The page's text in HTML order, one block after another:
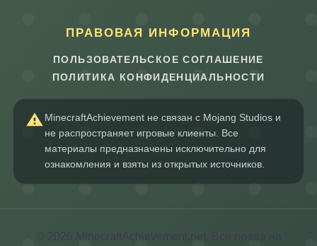
ПРАВОВАЯ ИНФОРМАЦИЯ
ПОЛЬЗОВАТЕЛЬСКОЕ СОГЛАШЕНИЕ
ПОЛИТИКА КОНФИДЕНЦИАЛЬНОСТИ
MinecraftAchievement не связан с Mojang Studios и
не распространяет игровые клиенты. Все
материалы предназначены исключительно для
ознакомления и взяты из открытых источников.
© 2026 MinecraftAchievement.net. Все права на